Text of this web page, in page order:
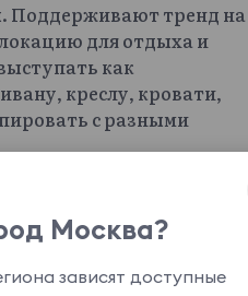
Поддерживают тренд на
для отдыха и
как
креслу, кровати,
с разными
в любой точке от
Настил сиденья
Материалы
делают их удобными
Москва?
зависят доступные